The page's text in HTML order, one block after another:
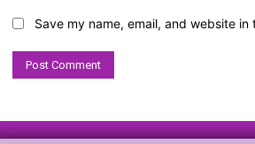
Save my name, email, and website